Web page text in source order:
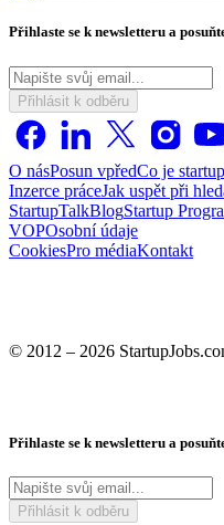
Přihlaste se k newsletteru a
Přihlásit k odběru
O násPosun vpředCo je startup
Inzerce práceJak uspět při
StartupTalkBlogStartup
VOPOsobní údaje
CookiesPro médiaKontakt
© 2012 – 2026
Přihlaste se k newsletteru a
Přihlásit k odběru